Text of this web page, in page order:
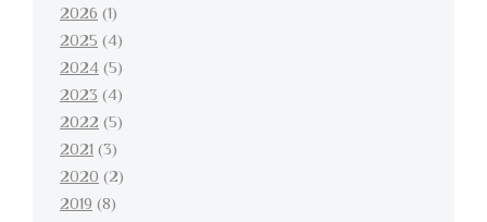
2026(1)
2025(4)
2024(5)
2023(4)
2022(5)
2021(3)
2020(2)
2019(8)